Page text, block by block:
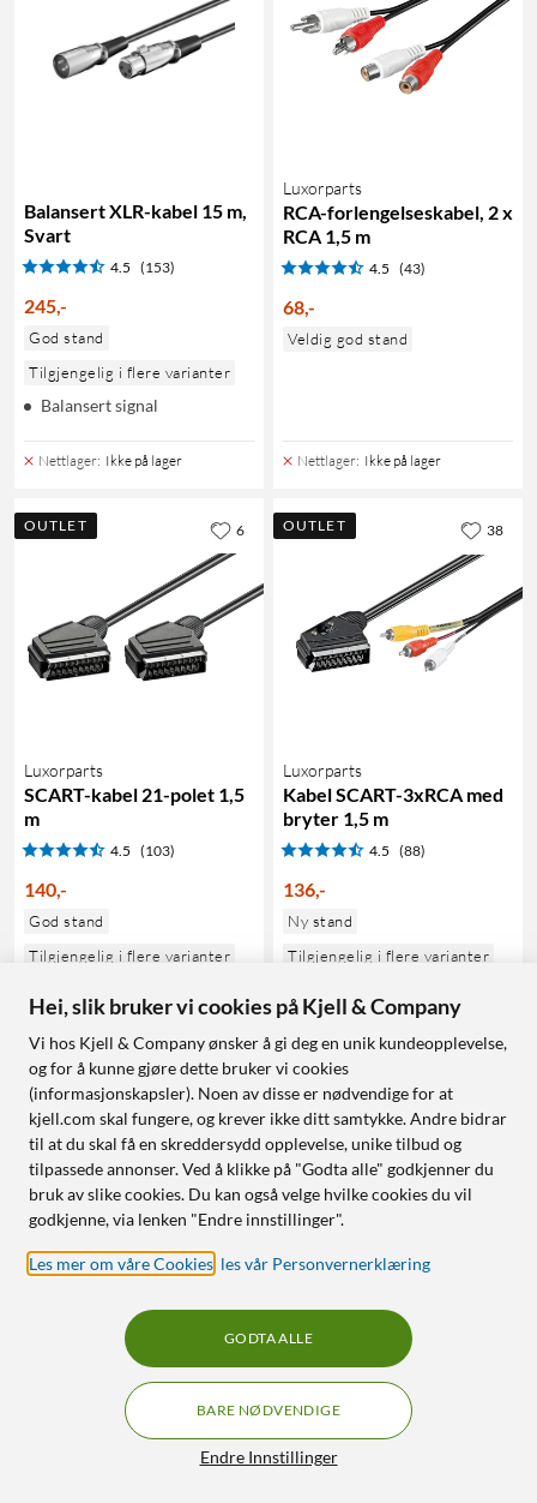
Balansert XLR-kabel 15 m,
Svart
4.5 (153)
245,-
God stand
Tilgjengelig i flere varianter
Balansert signal
Nettlager: Ikke på lager
Luxorparts
RCA-forlengelseskabel, 2 x
RCA 1,5 m
4.5 (43)
68,-
Veldig god stand
Nettlager: Ikke på lager
OUTLET
Luxorparts
SCART-kabel 21-polet 1,5
m
4.5 (103)
140,-
God stand
Tilgjengelig i flere varianter
Nettlager: Ikke på lager
6 OUTLET
Luxorparts
Kabel SCART-3xRCA med
bryter 1,5 m
4.5 (88)
136,-
Ny stand
Tilgjengelig i flere varianter
Nettlager: Ikke på lager
38
OUTLET
Kabel SCART-3xRCA med
bryter 1,5 m
(88)
38 OUTLET
Luxorparts
Optisk Toslink-kabel 1 m
4.5 (48)
53,-
Veldig god stand
Tilgjengelig i flere varianter
Hei, slik bruker vi cookies på Kjell & Company
Vi hos Kjell & Company ønsker å gi deg en unik kundeopplevelse,
og for å kunne gjøre dette bruker vi cookies
(informasjonskapsler). Noen av disse er nødvendige for at
kjell.com skal fungere, og krever ikke ditt samtykke. Andre bidrar
til at du skal få en skreddersydd opplevelse, unike tilbud og
tilpassede annonser. Ved å klikke på "Godta alle" godkjenner du
bruk av slike cookies. Du kan også velge hvilke cookies du vil
godkjenne, via lenken "Endre innstillinger".
Les mer om våre Cookies les vår Personvernerklæring
Endre Innstillinger
BARE NØDVENDIGE
GODTA ALLE